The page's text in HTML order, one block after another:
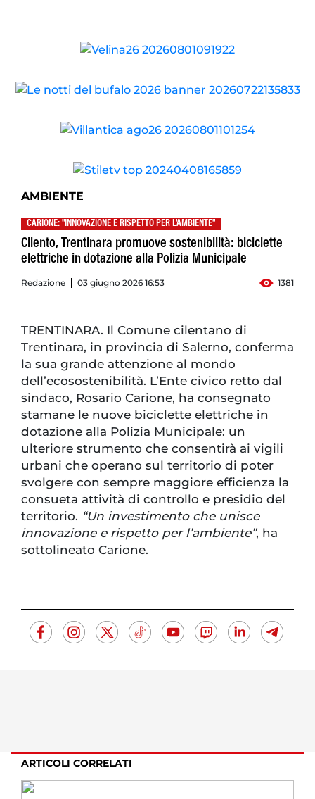
AMBIENTE
CARIONE: "INNOVAZIONE E RISPETTO PER L'AMBIENTE"
Cilento, Trentinara promuove sostenibilità: biciclette
elettriche in dotazione alla Polizia Municipale
Redazione 03 giugno 2026 16:53 1381
TRENTINARA. Il Comune cilentano di
Trentinara, in provincia di Salerno, conferma
la sua grande attenzione al mondo
dell’ecosostenibilità. L’Ente civico retto dal
sindaco, Rosario Carione, ha consegnato
stamane le nuove biciclette elettriche in
dotazione alla Polizia Municipale: un
ulteriore strumento che consentirà ai vigili
urbani che operano sul territorio di poter
svolgere con sempre maggiore efficienza la
consueta attività di controllo e presidio del
territorio. “Un investimento che unisce
innovazione e rispetto per l’ambiente”, ha
sottolineato Carione.
ARTICOLI CORRELATI